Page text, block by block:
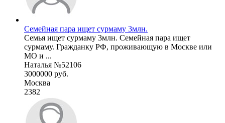
Семейная пара ищет сурмаму 3млн.
Семья ищет сурмаму 3млн. Семейная пара ищет
сурмаму. Гражданку РФ, проживающую в Москве или
МО и ...
Наталья №52106
3000000 руб.
Москва
2382